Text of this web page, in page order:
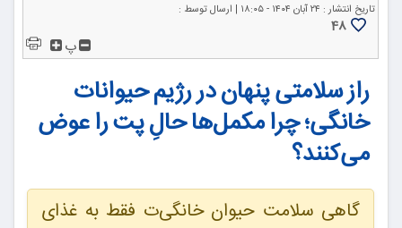
تاریخ انتشار : ۲۴ آبان ۱۴۰۴ - ۱۸:۰۵ | ارسال توسط :
48
پ
راز سلامتی پنهان در رژیم حیوانات
خانگی؛ چرا مکمل‌ها حالِ پت را عوض
می‌کنند؟
گاهی سلامت حیوان خانگی‌ت فقط به غذای